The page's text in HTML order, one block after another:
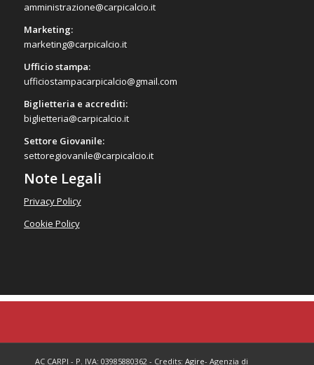
amministrazione@carpicalcio.it
Marketing:
marketing@carpicalcio.it
Ufficio stampa:
ufficiostampacarpicalcio@gmail.com
Biglietteria e accrediti:
biglietteria@carpicalcio.it
Settore Giovanile:
settoregiovanile@carpicalcio.it
Note Legali
Privacy Policy
Cookie Policy
AC CARPI - P. IVA: 03985880362 - Credits: Agire- Agenzia di